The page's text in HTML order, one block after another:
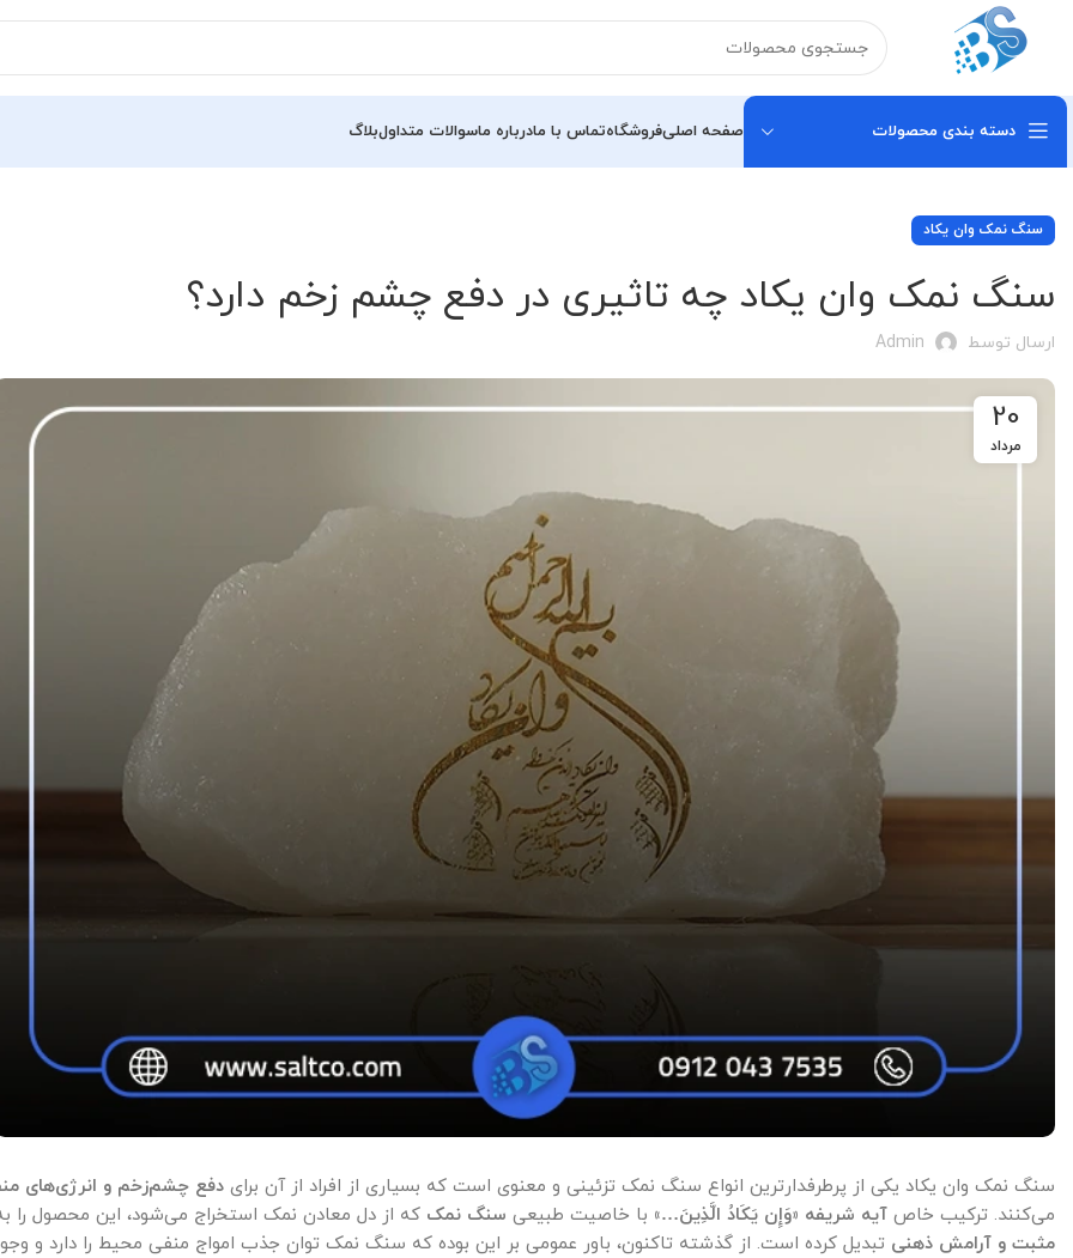
دسته بندی محصولات صفحه اصلیفروشگاهتماس با مادرباره ماسوالات متداولبلاگ
سنگ نمک وان یکاد
سنگ نمک وان یکاد چه تاثیری در دفع چشم زخم دارد؟
ارسال توسط Admin
20
مرداد
سنگ نمک وان یکاد یکی از پرطرفدارترین انواع سنگ نمک تزئینی و معنوی است که بسیاری از افراد از آن برای دفع چشم‌زخم و انرژی‌های
می‌کنند. ترکیب خاص آیه شریفه «وَإِن یَکَادُ الَّذِینَ…» با خاصیت طبیعی سنگ نمک که از دل معادن نمک استخراج می‌شود، این محصول را به
مثبت و آرامش ذهنی تبدیل کرده است. از گذشته تاکنون، باور عمومی بر این بوده که سنگ نمک توان جذب امواج منفی محیط را دارد و